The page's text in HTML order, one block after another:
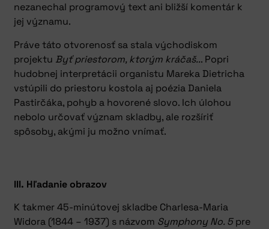
nezanechal programový text ani bližší komentár k
jej významu.
Práve táto otvorenosť sa stala východiskom
projektu Byť priestorom, ktorým kráčaš... Popri
hudobnej interpretácii organistu Mareka Dietricha
vstúpili do priestoru kostola aj poézia Daniela
Pastirčáka, pohyb a hovorené slovo. Ich úlohou
nebolo určovať význam skladby, ale rozšíriť
spôsoby, akými ju možno vnímať.
III. Hľadanie obrazov
K takmer 45-minútovej skladbe Charlesa-Maria
Widora (1844 – 1937) s názvom Symphony No. 5pre